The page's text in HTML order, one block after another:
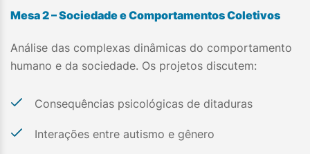
Mesa 2 – Sociedade e Comportamentos Coletivos
Análise das complexas dinâmicas do comportamento
humano e da sociedade. Os projetos discutem:
Consequências psicológicas de ditaduras
Interações entre autismo e gênero